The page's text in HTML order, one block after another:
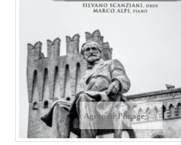
Agrandir l'image